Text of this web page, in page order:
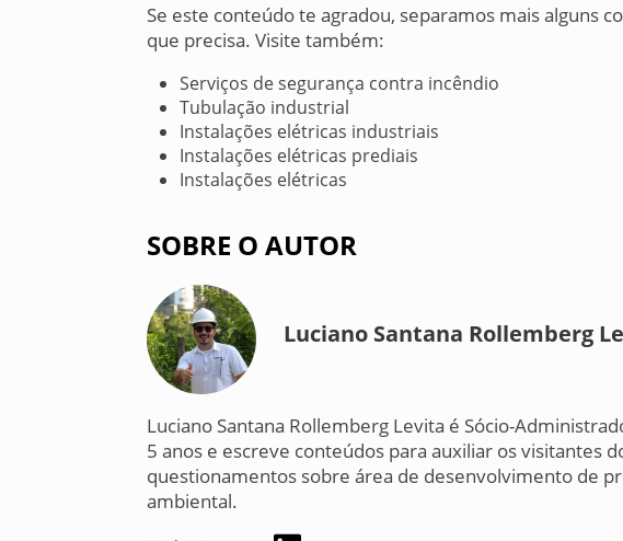
Se este conteúdo te agradou, separamos mais alguns
que precisa. Visite também:
Serviços de segurança contra incêndio
Tubulação industrial
Instalações elétricas industriais
Instalações elétricas prediais
Instalações elétricas
SOBRE O AUTOR
Luciano Santana Rollemberg
Luciano Santana Rollemberg Levita é Sócio-
5 anos e escreve conteúdos para auxiliar os visitantes
questionamentos sobre área de desenvolvimento de
ambiental.